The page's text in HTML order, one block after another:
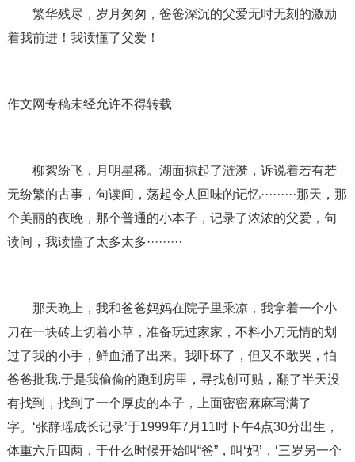
繁华残尽，岁月匆匆，爸爸深沉的父爱无时无刻的激励
着我前进！我读懂了父爱！
作文网专稿未经允许不得转载
柳絮纷飞，月明星稀。湖面掠起了涟漪，诉说着若有若
无纷繁的古事，句读间，荡起令人回味的记忆·········那天，那
个美丽的夜晚，那个普通的小本子，记录了浓浓的父爱，句
读间，我读懂了太多太多·········
那天晚上，我和爸爸妈妈在院子里乘凉，我拿着一个小
刀在一块砖上切着小草，准备玩过家家，不料小刀无情的划
过了我的小手，鲜血涌了出来。我吓坏了，但又不敢哭，怕
爸爸批我.于是我偷偷的跑到房里，寻找创可贴，翻了半天没
有找到，找到了一个厚皮的本子，上面密密麻麻写满了
字。‘张静瑶成长记录’于1999年7月11时下午4点30分出生，
体重六斤四两，于什么时候开始叫“爸”，叫‘妈’，‘三岁另一个